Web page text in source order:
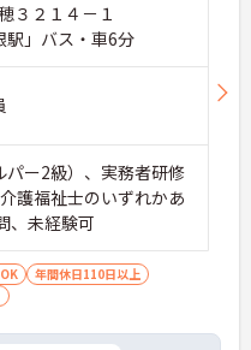
３２１４－１
駅」バス・車6分
ー2級）、実務者研修
護福祉士のいずれかあ
、未経験可
年間休日110日以上